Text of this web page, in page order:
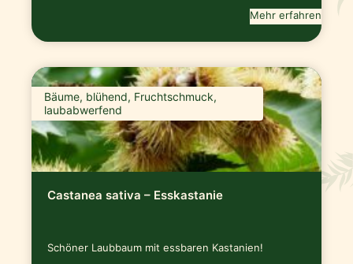
Mehr erfahren
Bäume, blühend, Fruchtschmuck,
laubabwerfend
Castanea sativa – Esskastanie
Schöner Laubbaum mit essbaren Kastanien!